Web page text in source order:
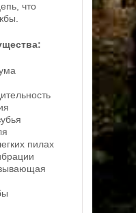
что
пилах